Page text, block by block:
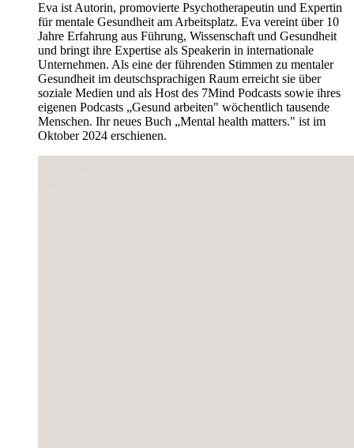
Eva ist Autorin, promovierte Psychotherapeutin und Expertin
für mentale Gesundheit am Arbeitsplatz. Eva vereint über 10
Jahre Erfahrung aus Führung, Wissenschaft und Gesundheit
und bringt ihre Expertise als Speakerin in internationale
Unternehmen. Als eine der führenden Stimmen zu mentaler
Gesundheit im deutschsprachigen Raum erreicht sie über
soziale Medien und als Host des 7Mind Podcasts sowie ihres
eigenen Podcasts „Gesund arbeiten" wöchentlich tausende
Menschen. Ihr neues Buch „Mental health matters." ist im
Oktober 2024 erschienen.